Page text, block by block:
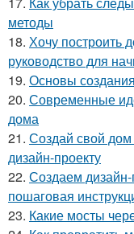
методы
18. Хочу построить
руководство для
19. Основы
20. Современные
дома
21. Создай свой
дизайн-проекту
22. Создаем
пошаговая
23. Какие мосты